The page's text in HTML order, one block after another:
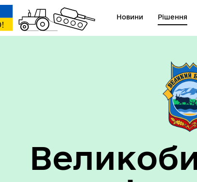
Новини Рішення
установ Великобичківської ТГ